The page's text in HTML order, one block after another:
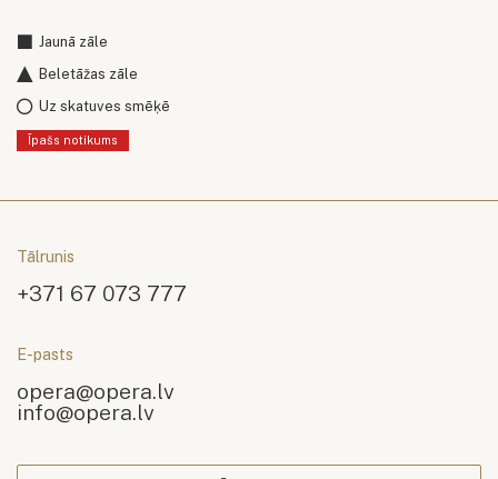
Jaunā zāle
Beletāžas zāle
Uz skatuves smēķē
Īpašs notikums
Tālrunis
+371 67 073 777
E-pasts
opera@opera.lv
info@opera.lv